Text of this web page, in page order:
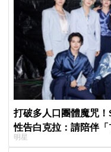
打破多人口團體魔咒
性告白克拉：請陪伴
明星